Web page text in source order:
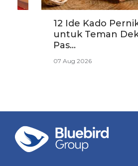
12 Ide Kado
untuk Teman
Pas...
07 Aug 2026